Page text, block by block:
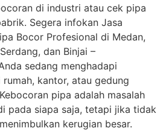
di industri atau cek pipa
Segera infokan Jasa
Bocor Profesional di Medan,
dan Binjai –
sedang menghadapi
kantor, atau gedung
pipa adalah masalah
pada siapa saja, tetapi jika tidak
kerugian besar.